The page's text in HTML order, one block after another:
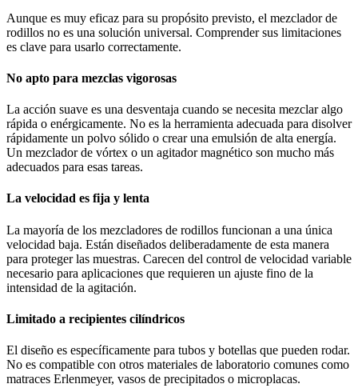
Aunque es muy eficaz para su propósito previsto, el mezclador de
rodillos no es una solución universal. Comprender sus limitaciones
es clave para usarlo correctamente.
No apto para mezclas vigorosas
La acción suave es una desventaja cuando se necesita mezclar algo
rápida o enérgicamente. No es la herramienta adecuada para disolver
rápidamente un polvo sólido o crear una emulsión de alta energía.
Un mezclador de vórtex o un agitador magnético son mucho más
adecuados para esas tareas.
La velocidad es fija y lenta
La mayoría de los mezcladores de rodillos funcionan a una única
velocidad baja. Están diseñados deliberadamente de esta manera
para proteger las muestras. Carecen del control de velocidad variable
necesario para aplicaciones que requieren un ajuste fino de la
intensidad de la agitación.
Limitado a recipientes cilíndricos
El diseño es específicamente para tubos y botellas que pueden rodar.
No es compatible con otros materiales de laboratorio comunes como
matraces Erlenmeyer, vasos de precipitados o microplacas.